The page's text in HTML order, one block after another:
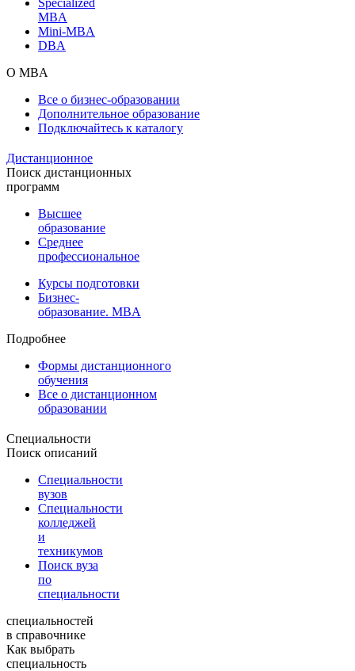
MBA
Mini-MBA
DBA
О MBA
Все о бизнес-образовании
Дополнительное образование
Подключайтесь к каталогу
Дистанционное
Поиск дистанционных
программ
Высшее
образование
Среднее
профессиональное
Курсы подготовки
Бизнес-
образование. MBA
Подробнее
Формы дистанционного
обучения
Все о дистанционном
образовании
Специальности
Поиск описаний
Специальности
вузов
Специальности
колледжей
и
техникумов
Поиск вуза
по
специальности
специальностей
в справочнике
Как выбрать
специальность